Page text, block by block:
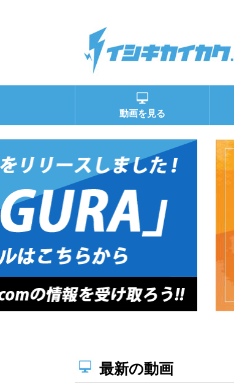
動画を見る
最新の動画